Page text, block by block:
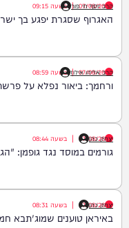
הרב יוסף חי פור
07/08/26
| בשעה 09:15
האגרוף שסגרת יפגע בך
הרב אליהו אילוז
07/08/26
| בשעה 08:59
ורחמך: ביאור נפלא על
יצחק כהן
07/08/26
| בשעה 08:44
גורמים במוסד נגד גופמן:
יצחק כהן
07/08/26
| בשעה 08:31
באיראן טוענים שמוג'תבא